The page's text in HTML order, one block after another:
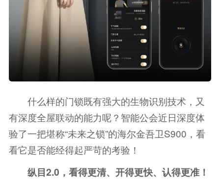
什么样的门锁既有强大的生物识别技术，又
有深度全屋联动的能力呢？智能公会近日深度体
验了一把堪称“未来之锁”的海尔金吾卫S900，看
看它是否能经得起严苛的考验！
纵目2.0，看得更清、开得更快、认得更准！